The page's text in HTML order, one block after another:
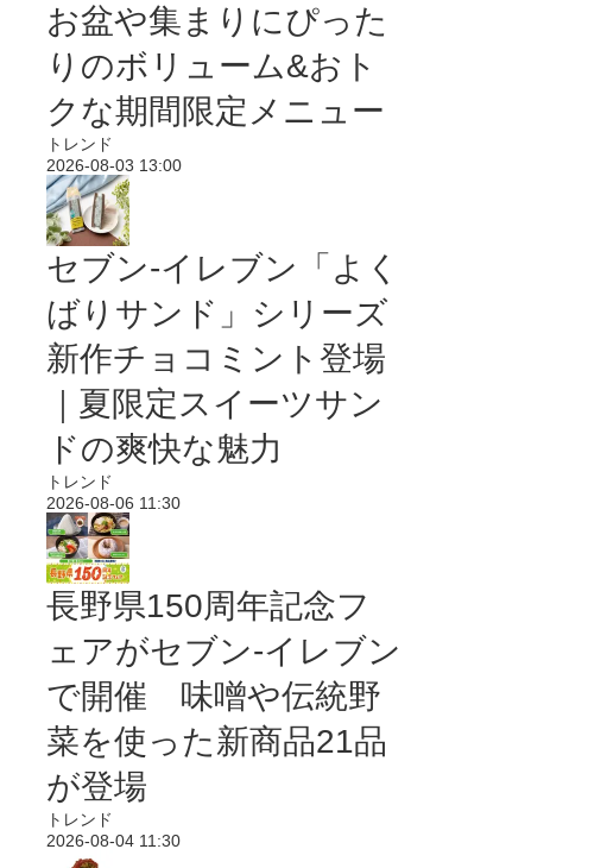
お盆や集まりにぴった
りのボリューム&おト
クな期間限定メニュー
トレンド
2026-08-03 13:00
セブン‐イレブン「よく
ばりサンド」シリーズ
新作チョコミント登場
｜夏限定スイーツサン
ドの爽快な魅力
トレンド
2026-08-06 11:30
長野県150周年記念フ
ェアがセブン-イレブン
で開催 味噌や伝統野
菜を使った新商品21品
が登場
トレンド
2026-08-04 11:30